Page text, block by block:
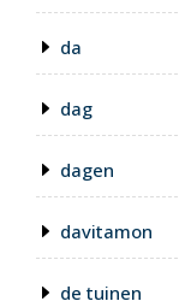
da
dag
dagen
davitamon
de tuinen